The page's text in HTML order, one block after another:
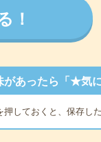
！
があったら「★気
押しておくと、保存し